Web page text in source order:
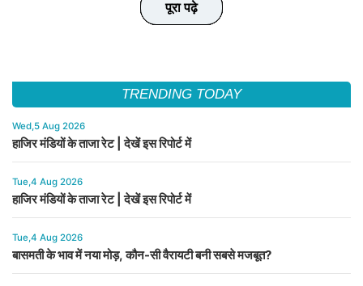
पूरा पढ़े
पूरा पढ़े
पूरा पढ़े
पूरा पढ़े
पूरा पढ़े
TRENDING TODAY
Wed,5 Aug 2026
हाजिर मंडियों के ताजा रेट | देखें इस रिपोर्ट में
Tue,4 Aug 2026
हाजिर मंडियों के ताजा रेट | देखें इस रिपोर्ट में
Tue,4 Aug 2026
बासमती के भाव में नया मोड़, कौन-सी वैरायटी बनी सबसे मजबूत?